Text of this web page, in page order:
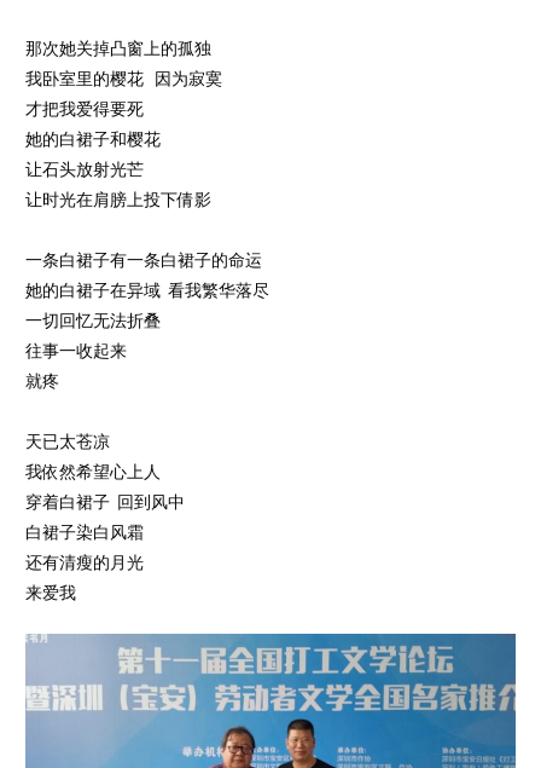
那次她关掉凸窗上的孤独
我卧室里的樱花 因为寂寞
才把我爱得要死
她的白裙子和樱花
让石头放射光芒
让时光在肩膀上投下倩影
一条白裙子有一条白裙子的命运
她的白裙子在异域 看我繁华落尽
一切回忆无法折叠
往事一收起来
就疼
天已太苍凉
我依然希望心上人
穿着白裙子 回到风中
白裙子染白风霜
还有清瘦的月光
来爱我